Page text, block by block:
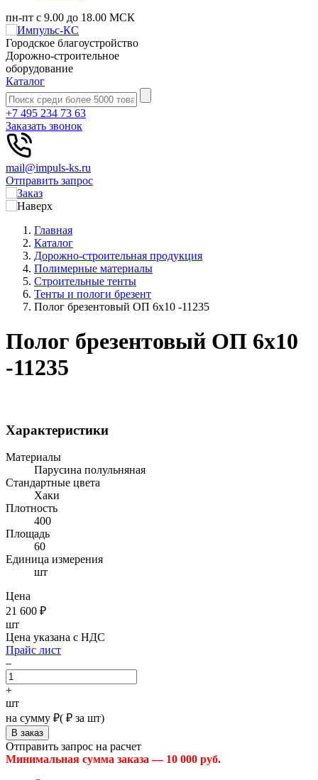
пн-пт с 9.00 до 18.00 МСК
Городское благоустройство
Дорожно-строительное
оборудование
Каталог
+7 495 234 73 63
Заказать звонок
mail@impuls-ks.ru
Отправить запрос
Главная
Каталог
Дорожно-строительная продукция
Полимерные материалы
Строительные тенты
Тенты и пологи брезент
Полог брезентовый ОП 6х10 -11235
Полог брезентовый ОП 6х10
-11235
Характеристики
Материалы
Парусина полульняная
Стандартные цвета
Хаки
Плотность
400
Площадь
60
Единица измерения
шт
Цена
21 600 ₽
шт
Цена указана с НДС
Прайс лист
–
+
шт
на сумму ₽( ₽ за шт)
Отправить запрос на расчет
Минимальная сумма заказа — 10 000 руб.